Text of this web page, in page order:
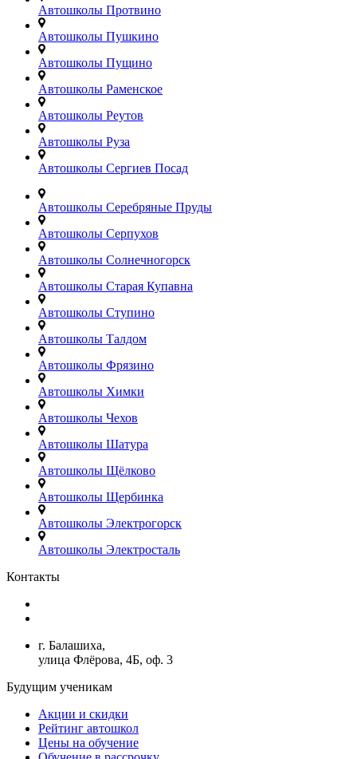
Автошколы Протвино
Автошколы Пушкино
Автошколы Пущино
Автошколы Раменское
Автошколы Реутов
Автошколы Руза
Автошколы Сергиев Посад
Автошколы Серебряные Пруды
Автошколы Серпухов
Автошколы Солнечногорск
Автошколы Старая Купавна
Автошколы Ступино
Автошколы Талдом
Автошколы Фрязино
Автошколы Химки
Автошколы Чехов
Автошколы Шатура
Автошколы Щёлково
Автошколы Щербинка
Автошколы Электрогорск
Автошколы Электросталь
Контакты
г. Балашиха,
улица Флёрова, 4Б, оф. 3
Будущим ученикам
Акции и скидки
Рейтинг автошкол
Цены на обучение